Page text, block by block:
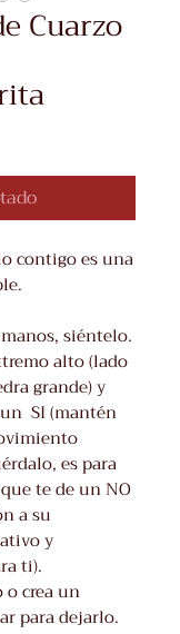
Cuarzo
contigo es una
siéntelo.
alto (lado
grande) y
SI (mantén
es para
te de un NO
a su
y
ti).
o crea un
para dejarlo.